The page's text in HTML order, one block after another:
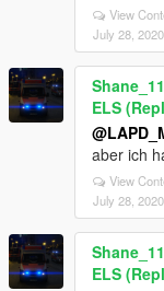
View
July 28, 2020
ELS
aber ich
View
July 28, 2020
ELS